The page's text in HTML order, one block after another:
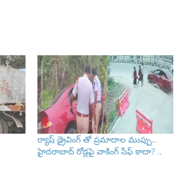
ర్యాష్ డ్రైవింగ్ తో ప్రమాదాల ముప్పు..
హైదరాబాద్‌ రోడ్లపై వాకింగ్‌ సేఫ్ కాదా? ..